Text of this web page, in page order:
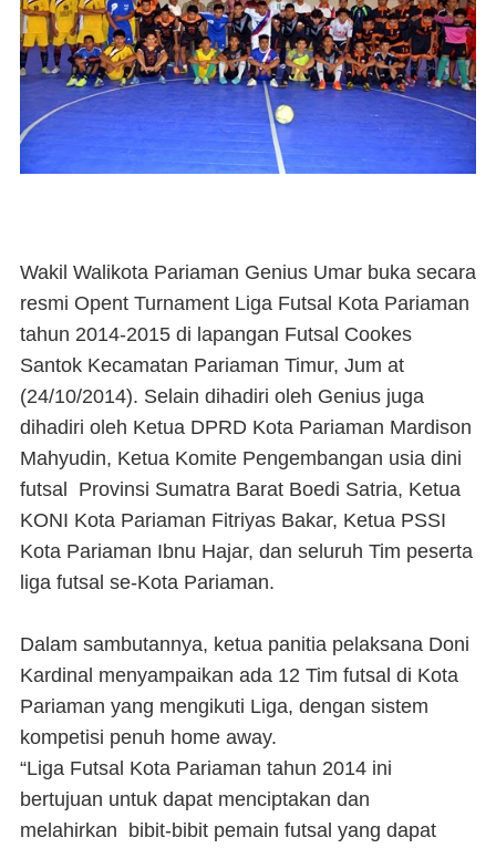
Wakil Walikota Pariaman Genius Umar buka secara
resmi Opent Turnament Liga Futsal Kota Pariaman
tahun 2014-2015 di lapangan Futsal Cookes
Santok Kecamatan Pariaman Timur, Jum at
(24/10/2014). Selain dihadiri oleh Genius juga
dihadiri oleh Ketua DPRD Kota Pariaman Mardison
Mahyudin, Ketua Komite Pengembangan usia dini
futsal Provinsi Sumatra Barat Boedi Satria, Ketua
KONI Kota Pariaman Fitriyas Bakar, Ketua PSSI
Kota Pariaman Ibnu Hajar, dan seluruh Tim peserta
liga futsal se-Kota Pariaman.
Dalam sambutannya, ketua panitia pelaksana Doni
Kardinal menyampaikan ada 12 Tim futsal di Kota
Pariaman yang mengikuti Liga, dengan sistem
kompetisi penuh home away.
“Liga Futsal Kota Pariaman tahun 2014 ini
bertujuan untuk dapat menciptakan dan
melahirkan bibit-bibit pemain futsal yang dapat